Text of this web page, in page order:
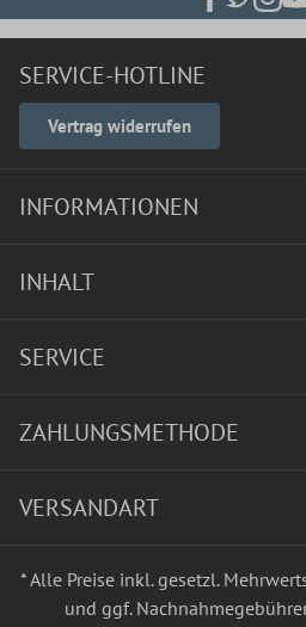
SERVICE-HOTLINE
Vertrag widerrufen
INFORMATIONEN
INHALT
SERVICE
ZAHLUNGSMETHODE
VERSANDART
* Alle Preise inkl. gesetzl.
und ggf.